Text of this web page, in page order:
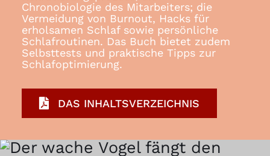
Chronobiologie des Mitarbeiters; die
Vermeidung von Burnout, Hacks für
erholsamen Schlaf sowie persönliche
Schlafroutinen. Das Buch bietet zudem
Selbsttests und praktische Tipps zur
Schlafoptimierung.
DAS INHALTSVERZEICHNIS